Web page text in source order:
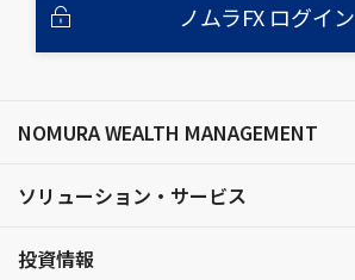
ノムラFX ログイン
NOMURA WEALTH MANAGEMENT
ソリューション・サービス
投資情報